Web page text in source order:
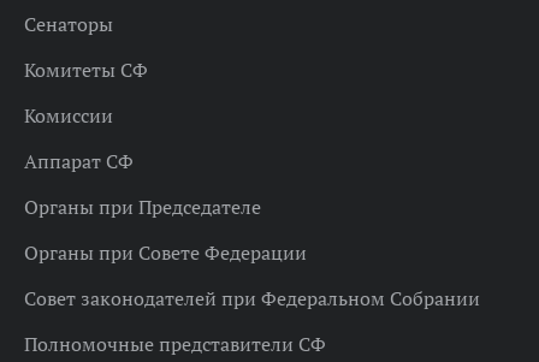
Сенаторы
Комитеты СФ
Комиссии
Аппарат СФ
Органы при Председателе
Органы при Совете Федерации
Совет законодателей при Федеральном Собрании
Полномочные представители СФ